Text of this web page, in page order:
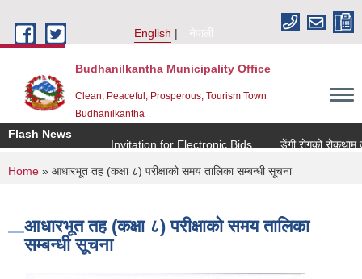
English
नेपाली
Budhanilkantha Municipality Office
Clean, Peaceful, Prosperous, Tourism Town
Budhanilkantha
Flash News
Invitation for Electronic Bids
डेंगी रोगको रोकथाम
You are here
Home » आधारभूत तह (कक्षा ८) परीक्षाको समय तालिका सम्बन्धी सूचना
आधारभूत तह (कक्षा ८) परीक्षाको समय तालिका
सम्बन्धी सूचना